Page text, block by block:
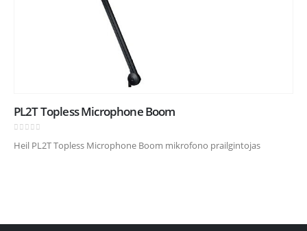
PL2T Topless Microphone Boom
Heil PL2T Topless Microphone Boom mikrofono prailgintojas